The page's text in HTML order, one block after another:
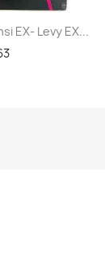
EX- Levy EX...